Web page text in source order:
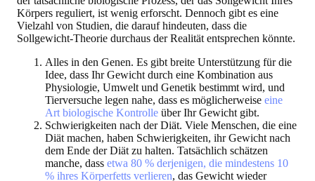
Körpers reguliert, ist wenig erforscht. Dennoch gibt es eine
Vielzahl von Studien, die darauf hindeuten, dass die
Sollgewicht-Theorie durchaus der Realität entsprechen könnte.
Alles in den Genen. Es gibt breite Unterstützung für die
Idee, dass Ihr Gewicht durch eine Kombination aus
Physiologie, Umwelt und Genetik bestimmt wird, und
Tierversuche legen nahe, dass es möglicherweise eine
Art biologische Kontrolle über Ihr Gewicht gibt.
Schwierigkeiten nach der Diät. Viele Menschen, die eine
Diät machen, haben Schwierigkeiten, ihr Gewicht nach
dem Ende der Diät zu halten. Tatsächlich schätzen
manche, dass etwa 80 % derjenigen, die mindestens 10
% ihres Körperfetts verlieren, das Gewicht wieder